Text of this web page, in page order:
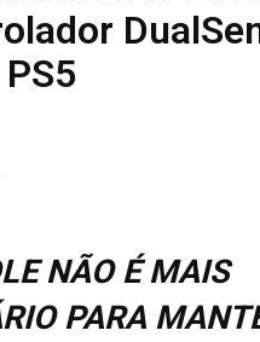
NÃO É MAIS
PARA